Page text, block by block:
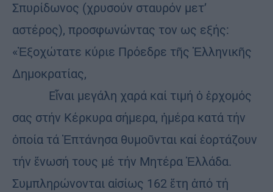
Σπυρίδωνος (χρυσούν σταυρόν μετ’
αστέρος), προσφωνώντας τον ως εξής:
«Ἐξοχώτατε κύριε Πρόεδρε τῆς Ἑλληνικῆς
Δημοκρατίας,
Εἶναι μεγάλη χαρά καί τιμή ὁ ἐρχομός
σας στήν Κέρκυρα σήμερα, ἡμέρα κατά τήν
ὁποία τά Ἑπτάνησα θυμοῦνται καί ἑορτάζουν
τήν ἕνωσή τους μέ τήν Μητέρα Ἑλλάδα.
Συμπληρώνονται αἰσίως 162 ἔτη ἀπό τή